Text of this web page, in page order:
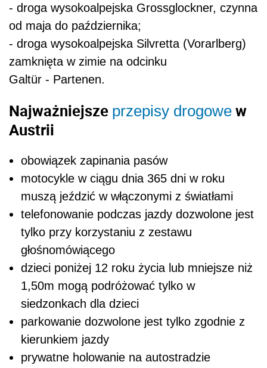
- droga wysokoalpejska Grossglockner, czynna
od maja do października;
- droga wysokoalpejska Silvretta (Vorarlberg)
zamknięta w zimie na odcinku
Galtür - Partenen.
Najważniejsze przepisy drogowe w
Austrii
obowiązek zapinania pasów
motocykle w ciągu dnia 365 dni w roku
muszą jeździć w włączonymi z światłami
telefonowanie podczas jazdy dozwolone jest
tylko przy korzystaniu z zestawu
głośnomówiącego
dzieci poniżej 12 roku życia lub mniejsze niż
1,50m mogą podróżować tylko w
siedzonkach dla dzieci
parkowanie dozwolone jest tylko zgodnie z
kierunkiem jazdy
prywatne holowanie na autostradzie